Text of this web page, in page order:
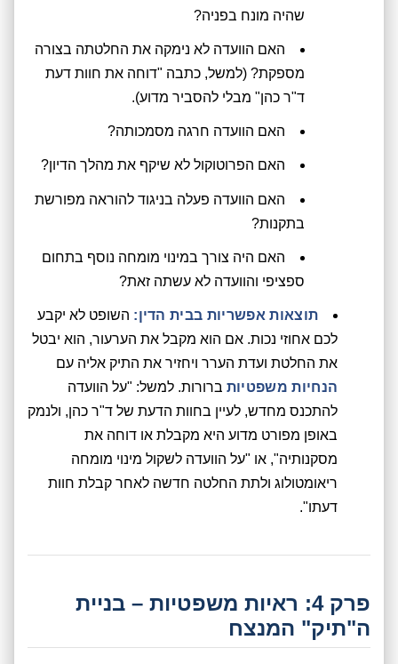
שהיה מונח בפניה?
האם הוועדה לא נימקה את החלטתה בצורה
מספקת? (למשל, כתבה "דוחה את חוות דעת
ד"ר כהן" מבלי להסביר מדוע).
האם הוועדה חרגה מסמכותה?
האם הפרוטוקול לא שיקף את מהלך הדיון?
האם הוועדה פעלה בניגוד להוראה מפורשת
בתקנות?
האם היה צורך במינוי מומחה נוסף בתחום
ספציפי והוועדה לא עשתה זאת?
תוצאות אפשריות בבית הדין: השופט לא יקבע
לכם אחוזי נכות. אם הוא מקבל את הערעור, הוא יבטל
את החלטת ועדת הערר ויחזיר את התיק אליה עם
הנחיות משפטיות ברורות. למשל: "על הוועדה
להתכנס מחדש, לעיין בחוות הדעת של ד"ר כהן, ולנמק
באופן מפורט מדוע היא מקבלת או דוחה את
מסקנותיה", או "על הוועדה לשקול מינוי מומחה
ריאומטולוג ולתת החלטה חדשה לאחר קבלת חוות
דעתו".
פרק 4: ראיות משפטיות – בניית
ה"תיק" המנצח